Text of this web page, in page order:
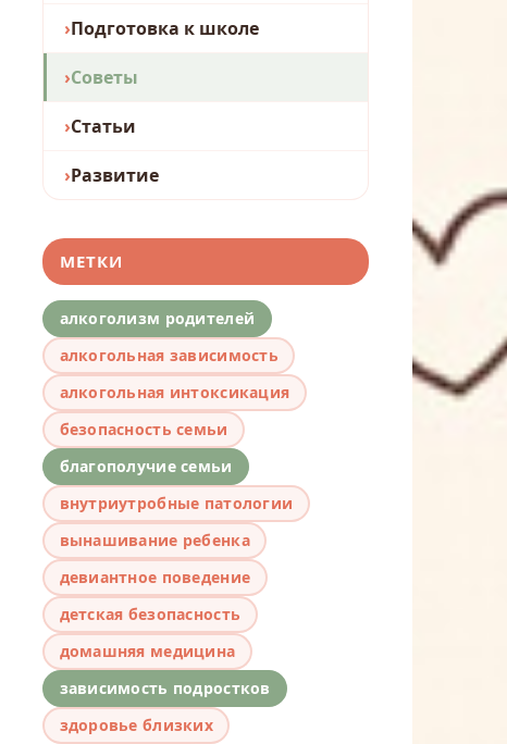
Подготовка к школе
Советы
Статьи
Развитие
МЕТКИ
алкоголизм родителей
алкогольная зависимость
алкогольная интоксикация
безопасность семьи
благополучие семьи
внутриутробные патологии
вынашивание ребенка
девиантное поведение
детская безопасность
домашняя медицина
зависимость подростков
здоровье близких